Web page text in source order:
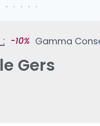
: Gamma Conseil
Gers